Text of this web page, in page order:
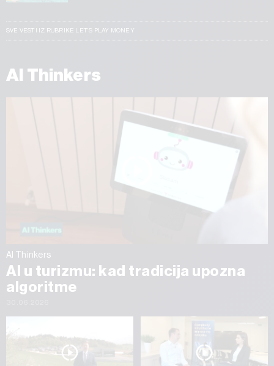
SVE VESTI IZ RUBRIKE LET’S PLAY MONEY
AI Thinkers
AI Thinkers
AI u turizmu: kad tradicija upozna
algoritme